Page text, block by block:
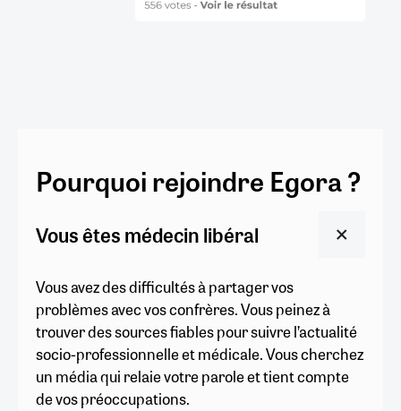
Pourquoi rejoindre Egora ?
Vous êtes médecin libéral
Vous avez des difficultés à partager vos
problèmes avec vos confrères. Vous peinez à
trouver des sources fiables pour suivre l’actualité
socio-professionnelle et médicale. Vous cherchez
un média qui relaie votre parole et tient compte
de vos préoccupations.